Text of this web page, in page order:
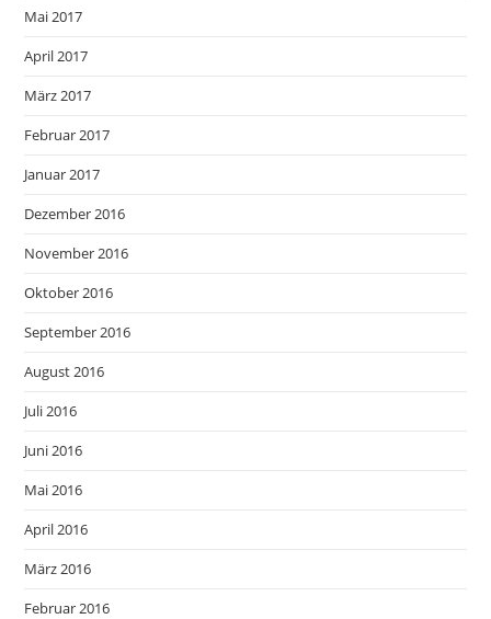
Mai 2017
April 2017
März 2017
Februar 2017
Januar 2017
Dezember 2016
November 2016
Oktober 2016
September 2016
August 2016
Juli 2016
Juni 2016
Mai 2016
April 2016
März 2016
Februar 2016